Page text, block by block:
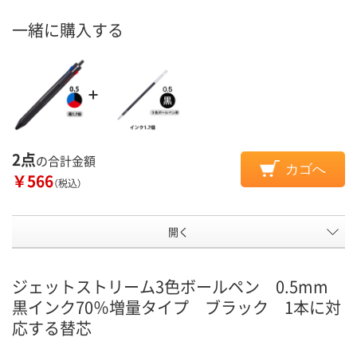
一緒に購入する
2点の合計金額
￥566（税込）
カゴへ
開く
ジェットストリーム3色ボールペン 0.5mm
黒インク70％増量タイプ ブラック 1本に対
応する替芯